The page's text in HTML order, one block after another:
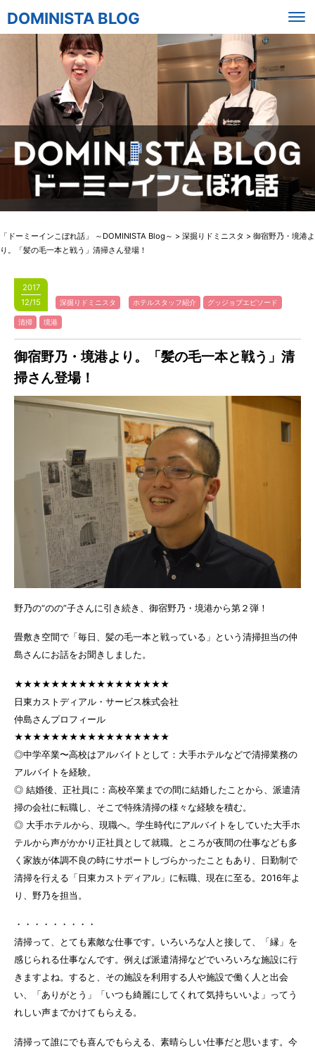
DOMINISTA BLOG
「ドーミーインこぼれ話」 ～DOMINISTA Blog～ > 深掘りドミニスタ > 御宿野乃・境港よ
り。「髪の毛一本と戦う」清掃さん登場！
2017
12/15
深掘りドミニスタ ホテルスタッフ紹介 グッジョブエピソード
清掃 境港
御宿野乃・境港より。「髪の毛一本と戦う」清
掃さん登場！
野乃の“のの”子さんに引き続き、御宿野乃・境港から第２弾！
畳敷き空間で「毎日、髪の毛一本と戦っている」という清掃担当の仲
島さんにお話をお聞きしました。
★★★★★★★★★★★★★★★★★
日東カストディアル・サービス株式会社
仲島さんプロフィール
★★★★★★★★★★★★★★★★★
◎中学卒業〜高校はアルバイトとして：大手ホテルなどで清掃業務の
アルバイトを経験。
◎ 結婚後、正社員に：高校卒業までの間に結婚したことから、派遣清
掃の会社に転職し、そこで特殊清掃の様々な経験を積む。
◎ 大手ホテルから、現職へ。学生時代にアルバイトをしていた大手ホ
テルから声がかかり正社員として就職。ところが夜間の仕事なども多
く家族が体調不良の時にサポートしづらかったこともあり、日勤制で
清掃を行える「日東カストディアル」に転職、現在に至る。2016年よ
り、野乃を担当。
・・・・・・・・・
清掃って、とても素敵な仕事です。いろいろな人と接して、「縁」を
感じられる仕事なんです。例えば派遣清掃などでいろいろな施設に行
きますよね。すると、その施設を利用する人や施設で働く人と出会
い、「ありがとう」「いつも綺麗にしてくれて気持ちいいよ」ってう
れしい声までかけてもらえる。
清掃って誰にでも喜んでもらえる、素晴らしい仕事だと思います。今